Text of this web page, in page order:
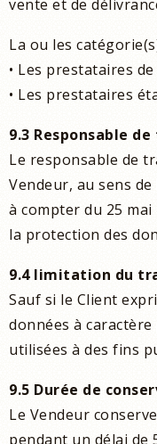
vente et de
La ou les
• Les prestataires
• Les prestataires
9.3 Responsable
Le responsable de
Vendeur, au sens
à compter du 25
la protection des
9.4 limitation du
Sauf si le Client
données à
utilisées à des fins
9.5 Durée de
Le Vendeur
pendant un délai de